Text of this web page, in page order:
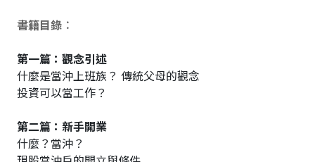
書籍目錄 ︰
第一篇：觀念引述
什麼是當沖上班族？ 傳統父母的觀念
投資可以當工作？
第二篇：新手開業
什麼？當沖？